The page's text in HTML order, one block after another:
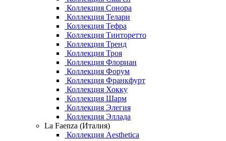
Коллекция Сонора
Коллекция Телари
Коллекция Тефра
Коллекция Тинторетто
Коллекция Тренд
Коллекция Троя
Коллекция Флориан
Коллекция Форум
Коллекция Франкфурт
Коллекция Хокку
Коллекция Шарм
Коллекция Элегия
Коллекция Эллада
La Faenza (Италия)
Коллекция Aesthetica